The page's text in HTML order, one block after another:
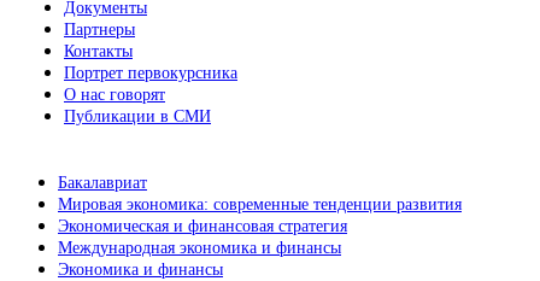
Документы
Партнеры
Контакты
Портрет первокурсника
О нас говорят
Публикации в СМИ
Бакалавриат
Мировая экономика: современные тенденции развития
Экономическая и финансовая стратегия
Международная экономика и финансы
Экономика и финансы